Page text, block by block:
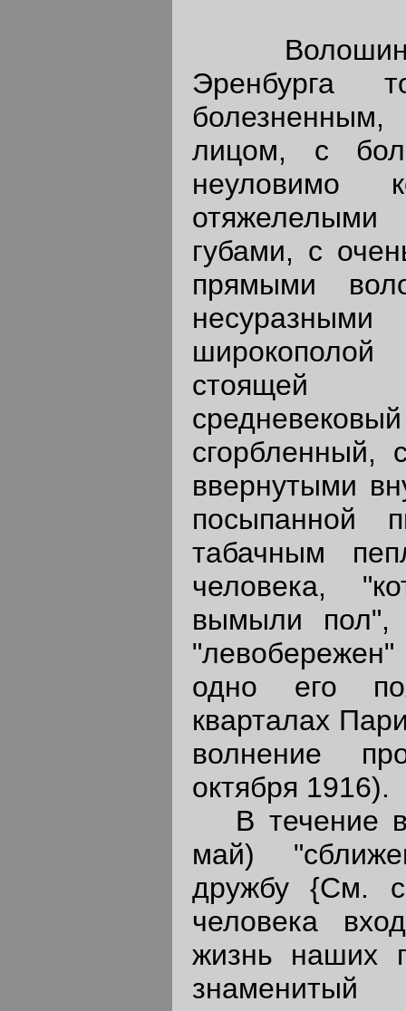
Волошин
Эренбурга
лицом, с
неуловимо
губами, с
прямыми
стоящей
сгорбленный,
ввернутыми
посыпанной
табачным
человека,
вымыли пол",
"левобережен"
одно его
кварталах
волнение
октября 1916).
В течение
май)
дружбу {См.
человека
жизнь наших
знаменитый